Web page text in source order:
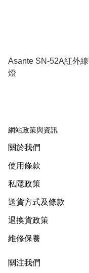
Asante SN-52A紅外
燈
網站政策與資訊
關於我們
使用條款
私隱政策
送貨方式及條款
退換貨政策
維修保養
關注我們